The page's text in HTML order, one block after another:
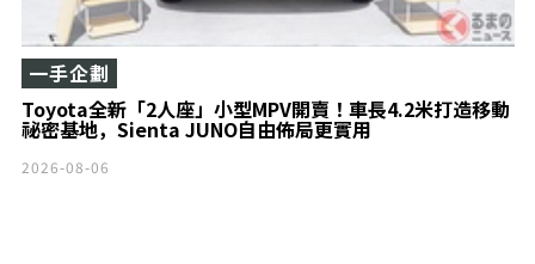
Toyota全新「2人座」小型MPV開賣！車長4.2米打造移動
祕密基地，Sienta JUNO自由佈局更實用
一手企劃
2026-08-06